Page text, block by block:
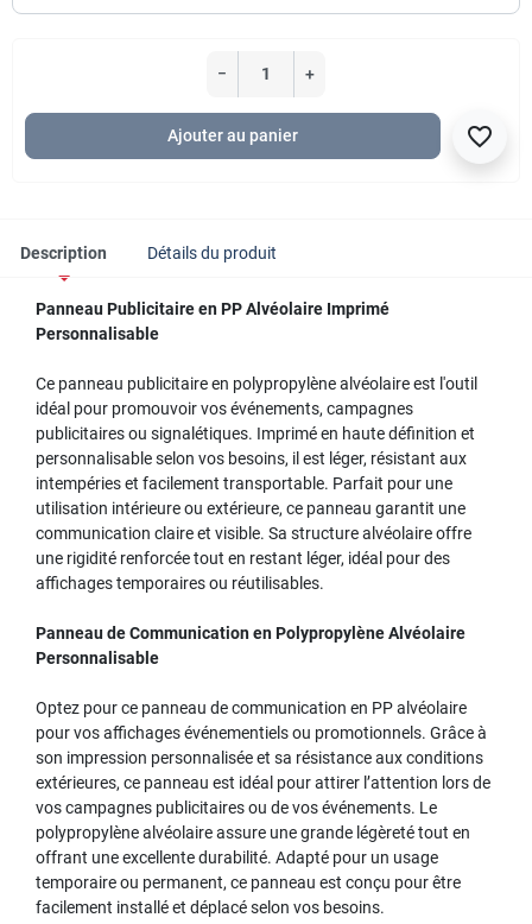
− +
Ajouter au panier favorite_border
Description Détails du produit
Panneau Publicitaire en PP Alvéolaire Imprimé
Personnalisable
Ce panneau publicitaire en polypropylène alvéolaire est l'outil
idéal pour promouvoir vos événements, campagnes
publicitaires ou signalétiques. Imprimé en haute définition et
personnalisable selon vos besoins, il est léger, résistant aux
intempéries et facilement transportable. Parfait pour une
utilisation intérieure ou extérieure, ce panneau garantit une
communication claire et visible. Sa structure alvéolaire offre
une rigidité renforcée tout en restant léger, idéal pour des
affichages temporaires ou réutilisables.
Panneau de Communication en Polypropylène Alvéolaire
Personnalisable
Optez pour ce panneau de communication en PP alvéolaire
pour vos affichages événementiels ou promotionnels. Grâce à
son impression personnalisée et sa résistance aux conditions
extérieures, ce panneau est idéal pour attirer l’attention lors de
vos campagnes publicitaires ou de vos événements. Le
polypropylène alvéolaire assure une grande légèreté tout en
offrant une excellente durabilité. Adapté pour un usage
temporaire ou permanent, ce panneau est conçu pour être
facilement installé et déplacé selon vos besoins.